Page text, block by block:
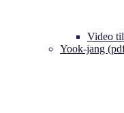
Video
Yook-jang